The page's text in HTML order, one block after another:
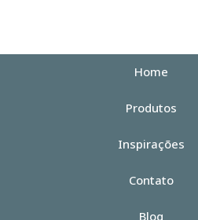
Home
Produtos
Inspirações
Contato